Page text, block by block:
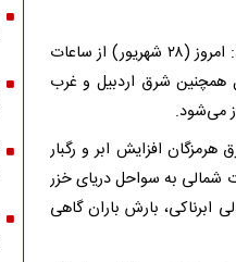
صادق ضیاییان در گفت‌وگو با ایسنا در توضیح بیشتر اظهار کرد: امروز (۲۸ شهریور) ‌از ساعات
همچنین شرق اردبیل و غرب
می‌شود.
افزایش ابر و رگبار
نفوذ جرایانات شمالی به سواحل دریای خزر
ابرناکی، بارش باران گاهی